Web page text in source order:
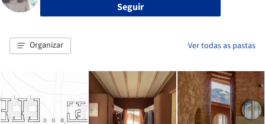
Seguir
Organizar Ver todas as pastas